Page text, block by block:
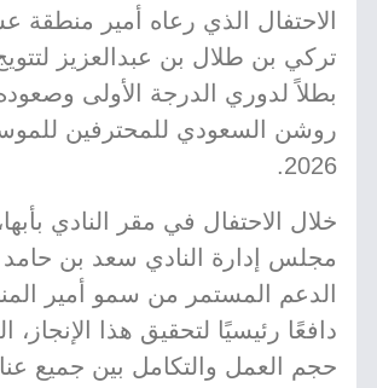
الاحتفال الذي رعاه أمير منطقة
تركي بن طلال بن عبدالعزيز
بطلاً لدوري الدرجة الأولى
2026.
خلال الاحتفال في مقر النادي
مجلس إدارة النادي سعد بن
الدعم المستمر من سمو أمير
دافعًا رئيسيًا لتحقيق هذا
حجم العمل والتكامل بين جميع